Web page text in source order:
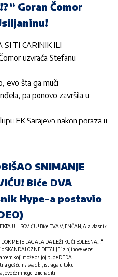
Goran Čomor
SI TI CARINIK ILI
uzvraća Stefanu
evo šta ga muči
pa ponovo završila u
FK Sarajevo nakon poraza u
SNIMANJE
Biće DVA
Hype-a postavio
U LISOVIĆU! Biće DVA VJENČANJA, a vlasnik
DOK ME JE LAGALA DA LEŽI KUĆI BOLESNA…“
SKANDALOZNE DETALJE iz njihove veze:
koji može da joj bude DEDA“
gošću na svadbi, istraga u toku
ovo će mnoge iznenaditi